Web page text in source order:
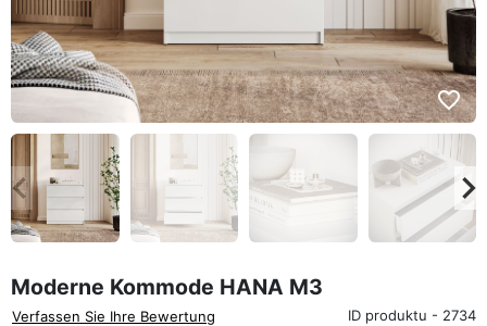
favorite_border
Zurück
Moderne Kommode HANA M3
Verfassen Sie Ihre Bewertung ID produktu - 2734